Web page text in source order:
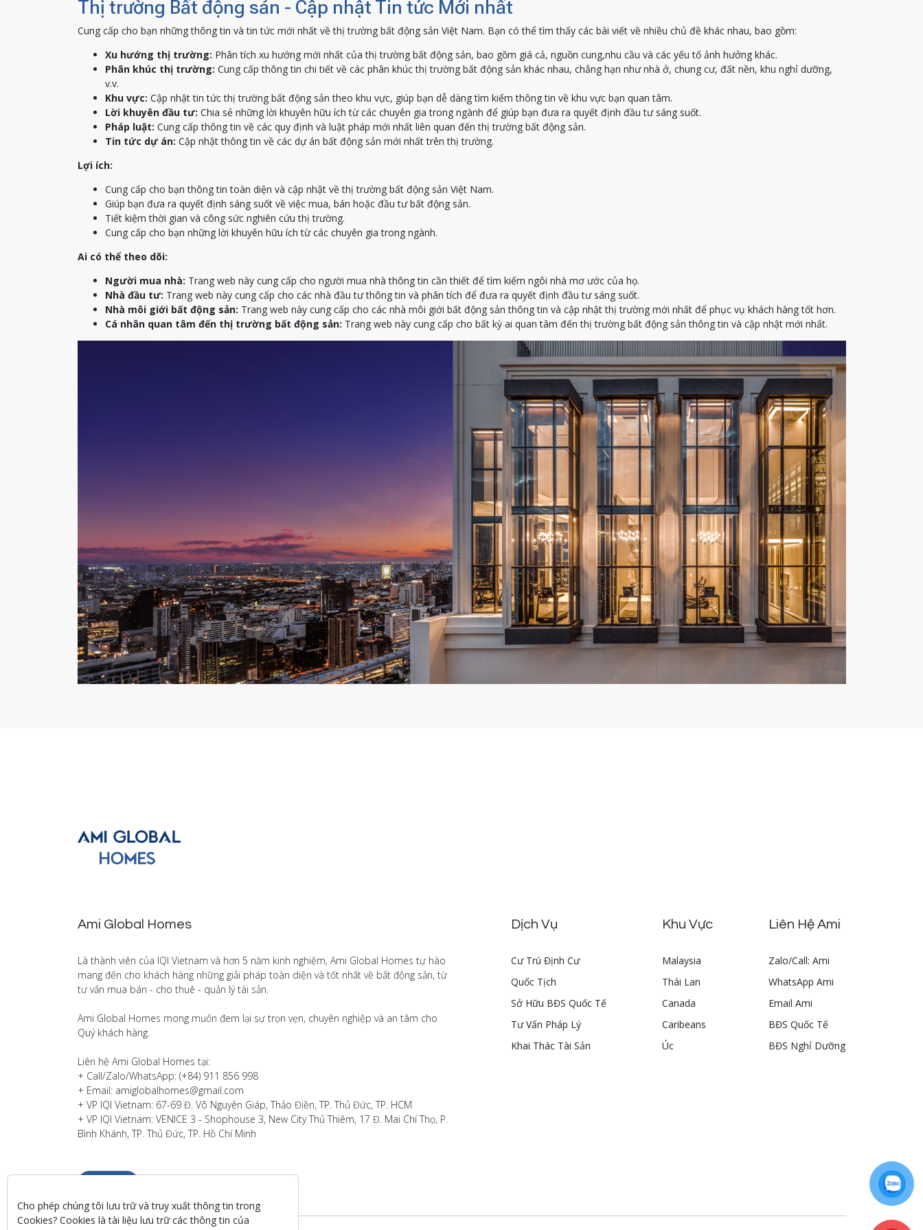
Thị trường Bất động sản - Cập nhật Tin tức Mới nhất
Cung cấp cho bạn những thông tin và tin tức mới nhất về thị trường bất động sản Việt Nam. Bạn có thể tìm thấy các bài viết về nhiều chủ đề khác nhau, bao gồm:
Xu hướng thị trường: Phân tích xu hướng mới nhất của thị trường bất động sản, bao gồm giá cả, nguồn cung,nhu cầu và các yếu tố ảnh hưởng khác.
Phân khúc thị trường: Cung cấp thông tin chi tiết về các phân khúc thị trường bất động sản khác nhau, chẳng hạn như nhà ở, chung cư, đất nền, khu nghỉ dưỡng,
v.v.
Khu vực: Cập nhật tin tức thị trường bất động sản theo khu vực, giúp bạn dễ dàng tìm kiếm thông tin về khu vực bạn quan tâm.
Lời khuyên đầu tư: Chia sẻ những lời khuyên hữu ích từ các chuyên gia trong ngành để giúp bạn đưa ra quyết định đầu tư sáng suốt.
Pháp luật: Cung cấp thông tin về các quy định và luật pháp mới nhất liên quan đến thị trường bất động sản.
Tin tức dự án: Cập nhật thông tin về các dự án bất động sản mới nhất trên thị trường.
Lợi ích:
Cung cấp cho bạn thông tin toàn diện và cập nhật về thị trường bất động sản Việt Nam.
Giúp bạn đưa ra quyết định sáng suốt về việc mua, bán hoặc đầu tư bất động sản.
Tiết kiệm thời gian và công sức nghiên cứu thị trường.
Cung cấp cho bạn những lời khuyên hữu ích từ các chuyên gia trong ngành.
Ai có thể theo dõi:
Người mua nhà: Trang web này cung cấp cho người mua nhà thông tin cần thiết để tìm kiếm ngôi nhà mơ ước của họ.
Nhà đầu tư: Trang web này cung cấp cho các nhà đầu tư thông tin và phân tích để đưa ra quyết định đầu tư sáng suốt.
Nhà môi giới bất động sản: Trang web này cung cấp cho các nhà môi giới bất động sản thông tin và cập nhật thị trường mới nhất để phục vụ khách hàng tốt hơn.
Cá nhân quan tâm đến thị trường bất động sản: Trang web này cung cấp cho bất kỳ ai quan tâm đến thị trường bất động sản thông tin và cập nhật mới nhất.
Ami Global Homes
Là thành viên của IQI Vietnam và hơn 5 năm kinh nghiệm, Ami Global Homes tự hào
mang đến cho khách hàng những giải pháp toàn diện và tốt nhất về bất động sản, từ
tư vấn mua bán - cho thuê - quản lý tài sản.
Ami Global Homes mong muốn đem lại sự trọn vẹn, chuyên nghiệp và an tâm cho
Quý khách hàng.
Liên hệ Ami Global Homes tại:
+ Call/Zalo/WhatsApp: (+84) 911 856 998
+ Email: amiglobalhomes@gmail.com
+ VP IQI Vietnam: 67-69 Đ. Võ Nguyên Giáp, Thảo Điền, TP. Thủ Đức, TP. HCM
+ VP IQI Vietnam: VENICE 3 - Shophouse 3, New City Thủ Thiêm, 17 Đ. Mai Chí Thọ, P.
Bình Khánh, TP. Thủ Đức, TP. Hồ Chí Minh
Dịch Vụ
Cư Trú Định Cư
Quốc Tịch
Sở Hữu BĐS Quốc Tế
Tư Vấn Pháp Lý
Khai Thác Tài Sản
Khu Vực
Malaysia
Thái Lan
Canada
Caribeans
Úc
Liên Hệ Ami
Zalo/Call: Ami
WhatsApp Ami
Email Ami
BĐS Quốc Tế
BĐS Nghỉ Dưỡng
Cho phép chúng tôi lưu trữ và truy xuất thông tin trong
Cookies? Cookies là tài liệu lưu trữ các thông tin của